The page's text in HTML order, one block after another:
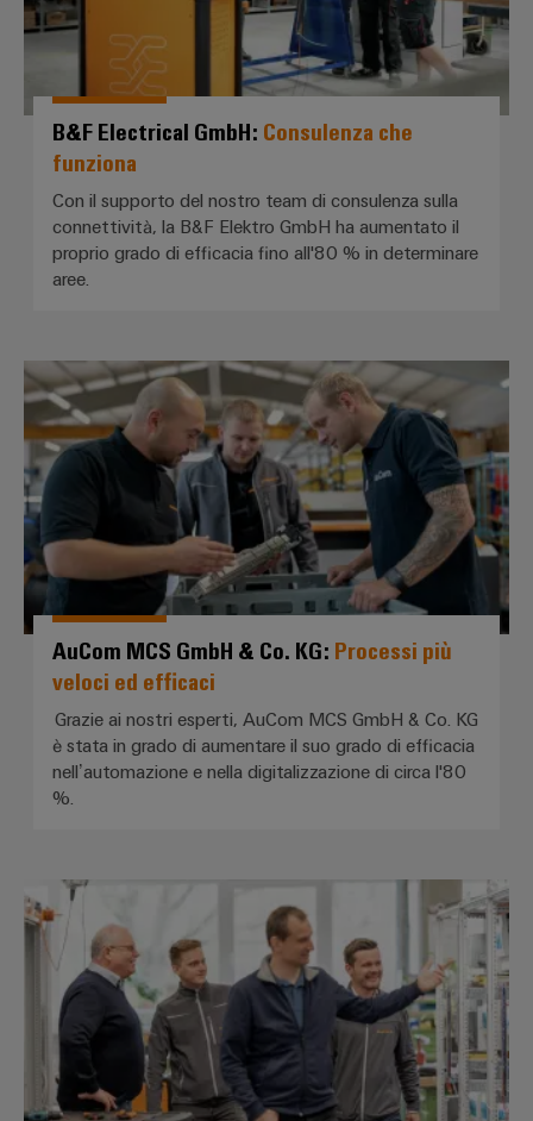
dell’acqua
delle
acque
reflue
Soluzioni
per
l’industria
reflue
Idrogeno
L'idrogeno
fondamentale
la
transizione
energetica
energia
eolica
operativa
nell'energia
eolica
Macchine
automatiche
Software
Marcatori
Stampanti
industriali
Infrastruttura
del
quadro
Servizio
di
assemblaggio
Guide
per
morsettiere
preassemblate
dotate
Assemblaggio
cavi
personalizzato
B&F Electrical GmbH: Consulenza che
funziona
Con il supporto del nostro team di consulenza sulla
connettività, la B&F Elektro GmbH ha aumentato il
proprio grado di efficacia fino all'80 % in determinare
aree.
AuCom MCS GmbH & Co. KG:
AuCom MCS GmbH & Co. KG: Processi più
veloci ed efficaci
Grazie ai nostri esperti, AuCom MCS GmbH & Co. KG
è stata in grado di aumentare il suo grado di efficacia
nell’automazione e nella digitalizzazione di circa l'80
%.
S&A Schaltanlagenbau GmbH: